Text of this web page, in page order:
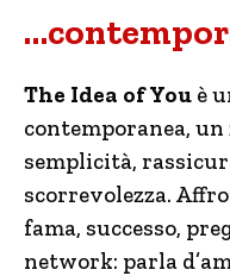
The Idea of You è
contemporanea,
semplicità,
scorrevolezza.
fama, successo,
network: parla